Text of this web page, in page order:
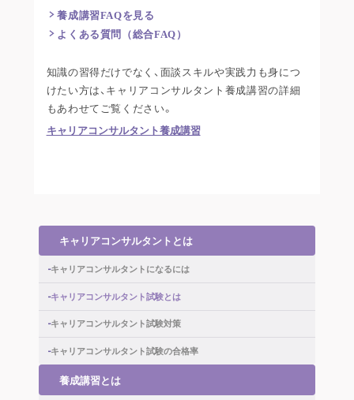
養成講習FAQを見る
よくある質問（総合FAQ）
知識の習得だけでなく、面談スキルや実践力も身につ
けたい方は、キャリアコンサルタント養成講習の詳細
もあわせてご覧ください。
キャリアコンサルタント養成講習
キャリアコンサルタントとは
キャリアコンサルタントになるには
キャリアコンサルタント試験とは
キャリアコンサルタント試験対策
キャリアコンサルタント試験の合格率
養成講習とは